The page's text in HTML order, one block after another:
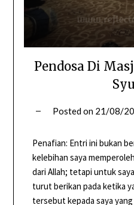
Pendosa Di
Posted on 21/08/
Penafian: Entri ini bukan
kelebihan saya
dari Allah; tetapi untuk
turut berikan pada ketika
tersebut kepada saya